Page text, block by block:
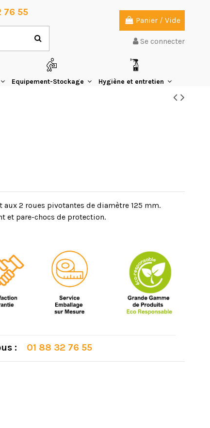
76 55
Panier / Vide
Se connecter
Equipement-Stockage Hygiène et entretien
aux 2 roues pivotantes de diamètre 125 mm.
et pare-chocs de protection.
: 01 88 32 76 55